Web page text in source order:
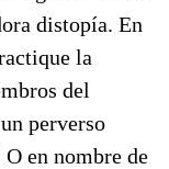
distopía. En
la
del
perverso
en nombre de